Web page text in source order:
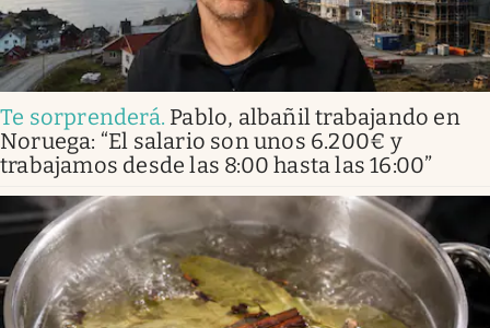
Te sorprenderá. Pablo, albañil trabajando en
Noruega: “El salario son unos 6.200€ y
trabajamos desde las 8:00 hasta las 16:00”